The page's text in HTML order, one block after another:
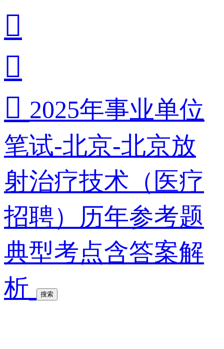


 2025年事业单位
笔试-北京-北京放
射治疗技术（医疗
招聘）历年参考题
典型考点含答案解
析
搜索